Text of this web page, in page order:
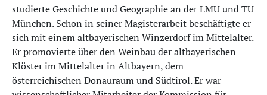
studierte Geschichte und Geographie an der LMU und TU
München. Schon in seiner Magisterarbeit beschäftigte er
sich mit einem altbayerischen Winzerdorf im Mittelalter.
Er promovierte über den Weinbau der altbayerischen
Klöster im Mittelalter in Altbayern, dem
österreichischen Donauraum und Südtirol. Er war